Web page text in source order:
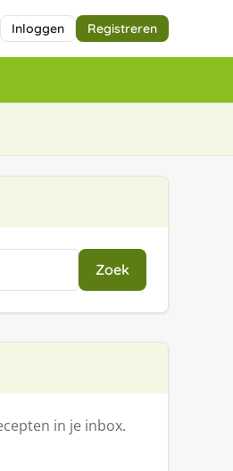
Inloggen Registreren
Zoek
in je inbox.